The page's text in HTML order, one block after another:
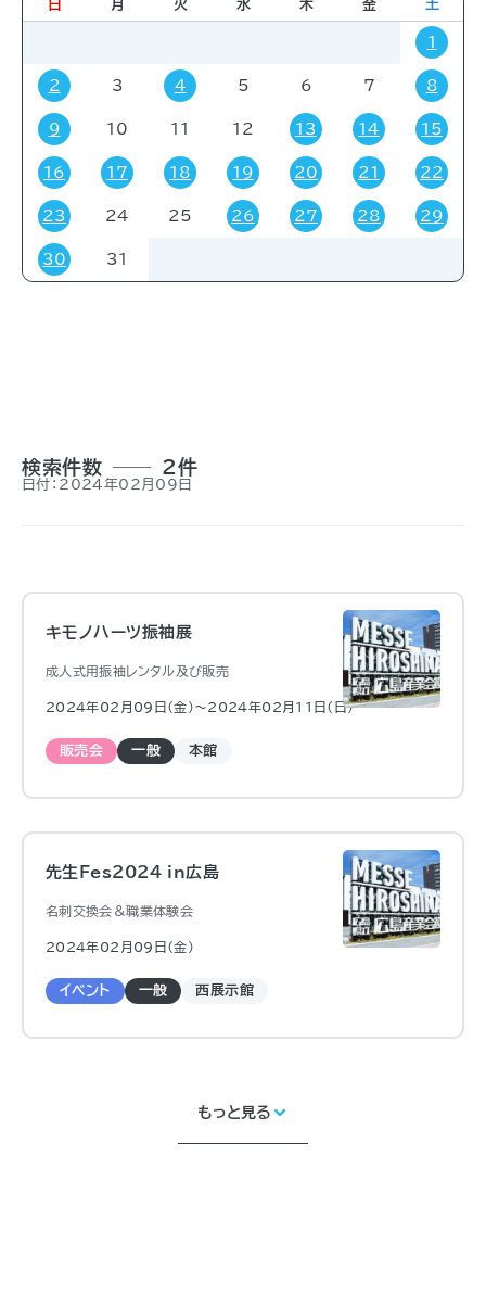
販売会 展示会 イベント コミック・ゲーム
その他
対象者
すべて
日 月 火 水 木 金 土
1
2 3 4 5 6 7 8
9 10 11 12 13 14 15
16 17 18 19 20 21 22
23 24 25 26 27 28 29
30 31
検索件数 2件
日付：2024年02月09日
キモノハーツ振袖展
成人式用振袖レンタル及び販売
2024年02月09日（金)〜2024年02月11日（日)
販売会 一般 本館
先生Fes2024 in広島
名刺交換会＆職業体験会
2024年02月09日（金)
イベント 一般 西展示館
もっと見る